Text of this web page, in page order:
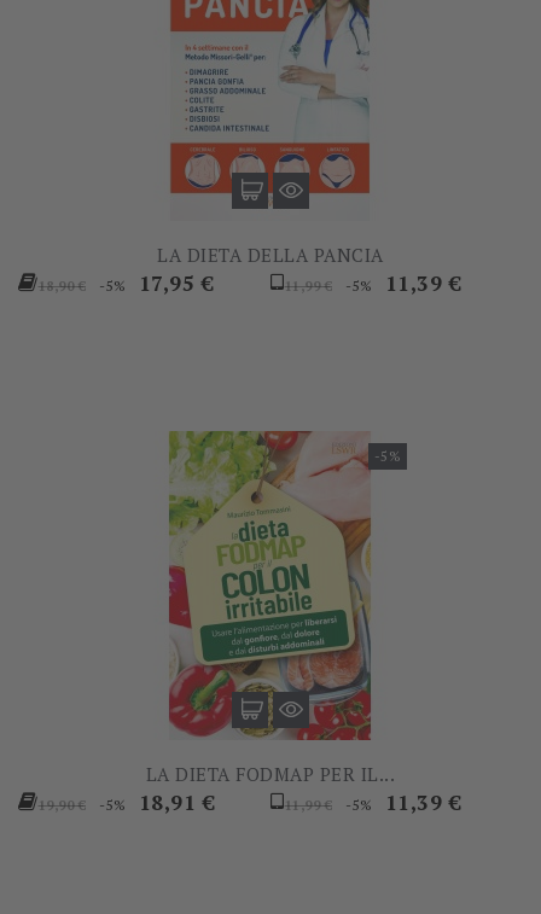
LA DIETA DELLA PANCIA
Prezzo
18,90 € -5% Prezzo
17,95 €
Prezzo
11,99 € -5% Prezzo
11,39 €
-5%
LA DIETA FODMAP PER IL...
Prezzo
19,90 € -5% Prezzo
18,91 €
Prezzo
11,99 € -5% Prezzo
11,39 €